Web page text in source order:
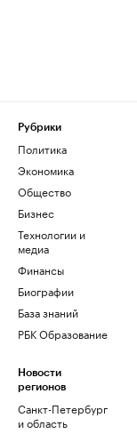
Рубрики
Политика
Экономика
Общество
Бизнес
Технологии и
медиа
Финансы
Биографии
База знаний
РБК Образование
Новости
регионов
Санкт-Петербург
и область